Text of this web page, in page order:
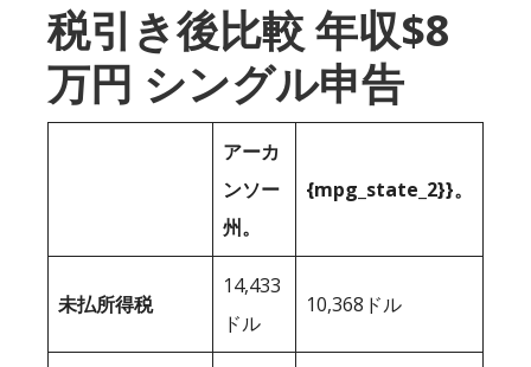
税引き後比較 年収$8
万円 シングル申告
アーカ
ンソー
州。
{mpg_state_2}}。
未払所得税
14,433
ドル
10,368ドル